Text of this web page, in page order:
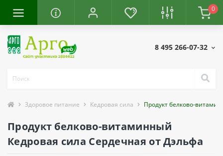
0
8 495 266-07-32
Здоровое питание Кедровая сила Продукт белково-
Продукт белково-витаминный
Кедровая сила Сердечная от Дэльфа